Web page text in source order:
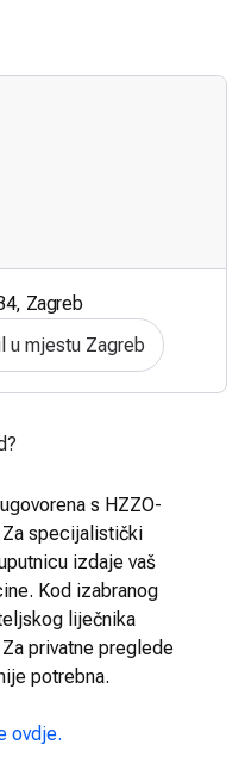
Zagreb
u mjestu Zagreb
s HZZO-
specijalistički
izdaje vaš
Kod izabranog
liječnika
privatne preglede
potrebna.
ovdje.